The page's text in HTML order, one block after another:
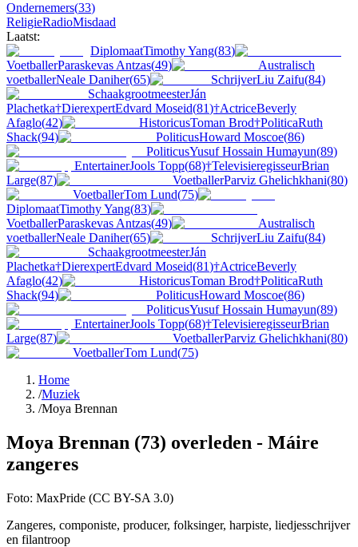
Ondernemers(33)
ReligieRadioMisdaad
Laatst:
DiplomaatTimothy Yang(83)
VoetballerParaskevas Antzas(49)
Australisch
voetballerNeale Daniher(65) SchrijverLiu Zaifu(84)
SchaakgrootmeesterJán
Plachetka†DierexpertEdvard Moseid(81)†ActriceBeverly
Afaglo(42) HistoricusToman Brod†PoliticaRuth
Shack(94) PoliticusHoward Moscoe(86)
PoliticusYusuf Hossain Humayun(89)
EntertainerJools Topp(68)†TelevisieregisseurBrian
Large(87) VoetballerParviz Ghelichkhani(80)
VoetballerTom Lund(75)
DiplomaatTimothy Yang(83)
VoetballerParaskevas Antzas(49)
Australisch
voetballerNeale Daniher(65) SchrijverLiu Zaifu(84)
SchaakgrootmeesterJán
Plachetka†DierexpertEdvard Moseid(81)†ActriceBeverly
Afaglo(42) HistoricusToman Brod†PoliticaRuth
Shack(94) PoliticusHoward Moscoe(86)
PoliticusYusuf Hossain Humayun(89)
EntertainerJools Topp(68)†TelevisieregisseurBrian
Large(87) VoetballerParviz Ghelichkhani(80)
VoetballerTom Lund(75)
Home
/Muziek
/Moya Brennan
Moya Brennan (73) overleden - Máire
zangeres
Foto: MaxPride (CC BY-SA 3.0)
Zangeres, componiste, producer, folksinger, harpiste, liedjesschrijver
en filantroop